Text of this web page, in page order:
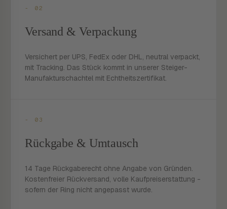
- 02
Versand & Verpackung
Versichert per UPS, FedEx oder DHL, neutral verpackt,
mit Tracking. Das Stück kommt in unserer Steiger-
Manufakturschachtel mit Echtheitszertifikat.
- 03
Rückgabe & Umtausch
14 Tage Rückgaberecht ohne Angabe von Gründen.
Kostenfreier Rückversand, volle Kaufpreiserstattung -
sofern der Ring nicht angepasst wurde.